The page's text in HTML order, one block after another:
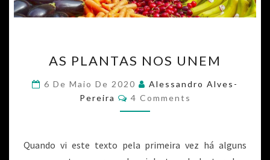
AS PLANTAS NOS UNEM
6 De Maio De 2020
Alessandro Alves-
Pereira
4 Comments
Quando vi este texto pela primeira vez há alguns